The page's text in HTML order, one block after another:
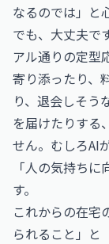
なるのでは」と
でも、大丈夫で
アル通りの定型
寄り添ったり、
り、退会しそう
を届けたりする
せん。むしろAI
「人の気持ち
す。
これからの在宅
られること」と